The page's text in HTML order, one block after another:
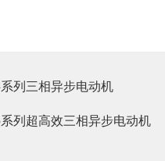
列三相异步电动机
列超高效三相异步电动机